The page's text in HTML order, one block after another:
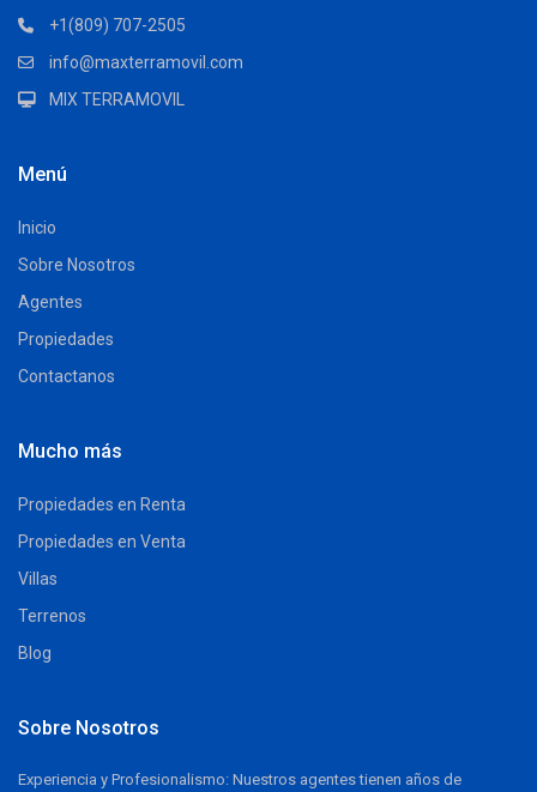
+1(809) 707-2505
info@maxterramovil.com
MIX TERRAMOVIL
Menú
Inicio
Sobre Nosotros
Agentes
Propiedades
Contactanos
Mucho más
Propiedades en Renta
Propiedades en Venta
Villas
Terrenos
Blog
Sobre Nosotros
Experiencia y Profesionalismo: Nuestros agentes tienen años de